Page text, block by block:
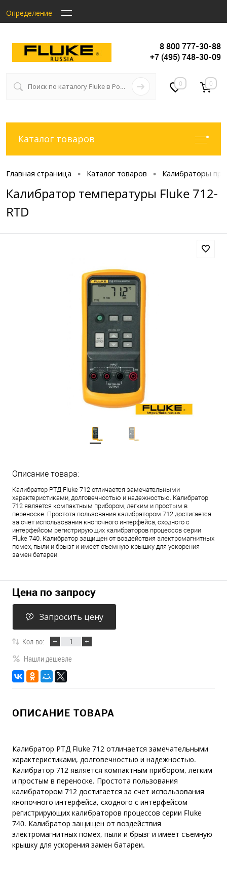
Определение
8 800 777-30-88
+7 (495) 748-30-09
0 0
Каталог товаров
Главная страница • Каталог товаров • Калибраторы
Калибратор температуры Fluke 712-
RTD
Описание товара:
Калибратор РТД Fluke 712 отличается замечательными
характеристиками, долговечностью и надежностью. Калибратор
712 является компактным прибором, легким и простым в
переноске. Простота пользования калибратором 712 достигается
за счет использования кнопочного интерфейса, сходного с
интерфейсом регистрирующих калибраторов процессов серии
Fluke 740. Калибратор защищен от воздействия электромагнитных
помех, пыли и брызг и имеет съемную крышку для ускорения
замен батареи.
Цена по запросу
Запросить цену
Кол-во:
Нашли дешевле
ОПИСАНИЕ ТОВАРА
Калибратор РТД Fluke 712 отличается замечательными
характеристиками, долговечностью и надежностью.
Калибратор 712 является компактным прибором, легким
и простым в переноске. Простота пользования
калибратором 712 достигается за счет использования
кнопочного интерфейса, сходного с интерфейсом
регистрирующих калибраторов процессов серии Fluke
740. Калибратор защищен от воздействия
электромагнитных помех, пыли и брызг и имеет съемную
крышку для ускорения замен батареи.